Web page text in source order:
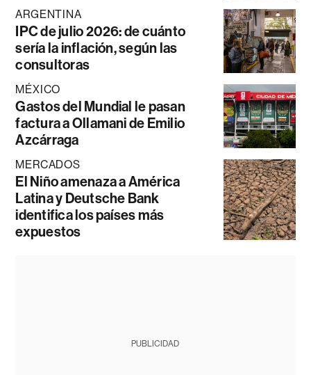
ARGENTINA
IPC de julio 2026: de cuánto
sería la inflación, según las
consultoras
MÉXICO
Gastos del Mundial le pasan
factura a Ollamani de Emilio
Azcárraga
MERCADOS
El Niño amenaza a América
Latina y Deutsche Bank
identifica los países más
expuestos
PUBLICIDAD